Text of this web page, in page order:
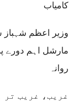
کامیاب
وزیر اعظم شہباز
مارشل اہم دورے
روانہ
غریب، غریب تر